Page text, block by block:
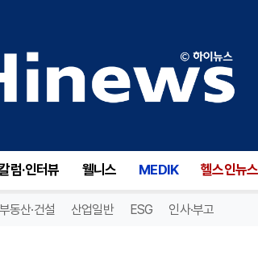
럼·인터뷰 웰니스 MEDIK 헬스인뉴스
부동산·건설 산업일반 ESG 인사·부고